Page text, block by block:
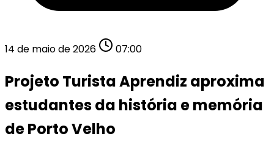
14 de maio de 2026 07:00
Projeto Turista Aprendiz aproxima
estudantes da história e memória
de Porto Velho